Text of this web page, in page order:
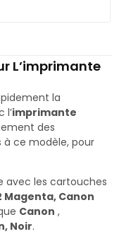
L’imprimante
la
l’imprimante
des
ce modèle, pour
avec les cartouches
Magenta, Canon
Canon ,
Noir.